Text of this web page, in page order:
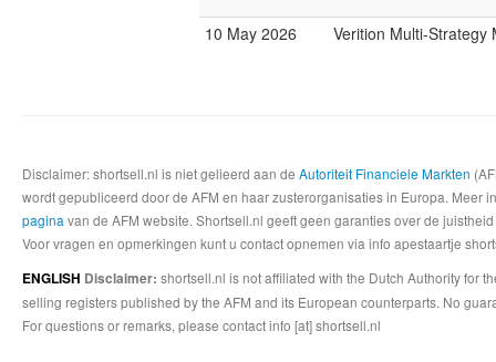
10 May 2026 Verition Multi-Strategy
Disclaimer: shortsell.nl is niet gelieerd aan de Autoriteit Financiele Markten
wordt gepubliceerd door de AFM en haar zusterorganisaties in Europa.
pagina van de AFM website. Shortsell.nl geeft geen garanties over de
Voor vragen en opmerkingen kunt u contact opnemen via info apestaartje
ENGLISH Disclaimer: shortsell.nl is not affiliated with the Dutch Authority for
selling registers published by the AFM and its European counterparts. No
For questions or remarks, please contact info [at] shortsell.nl